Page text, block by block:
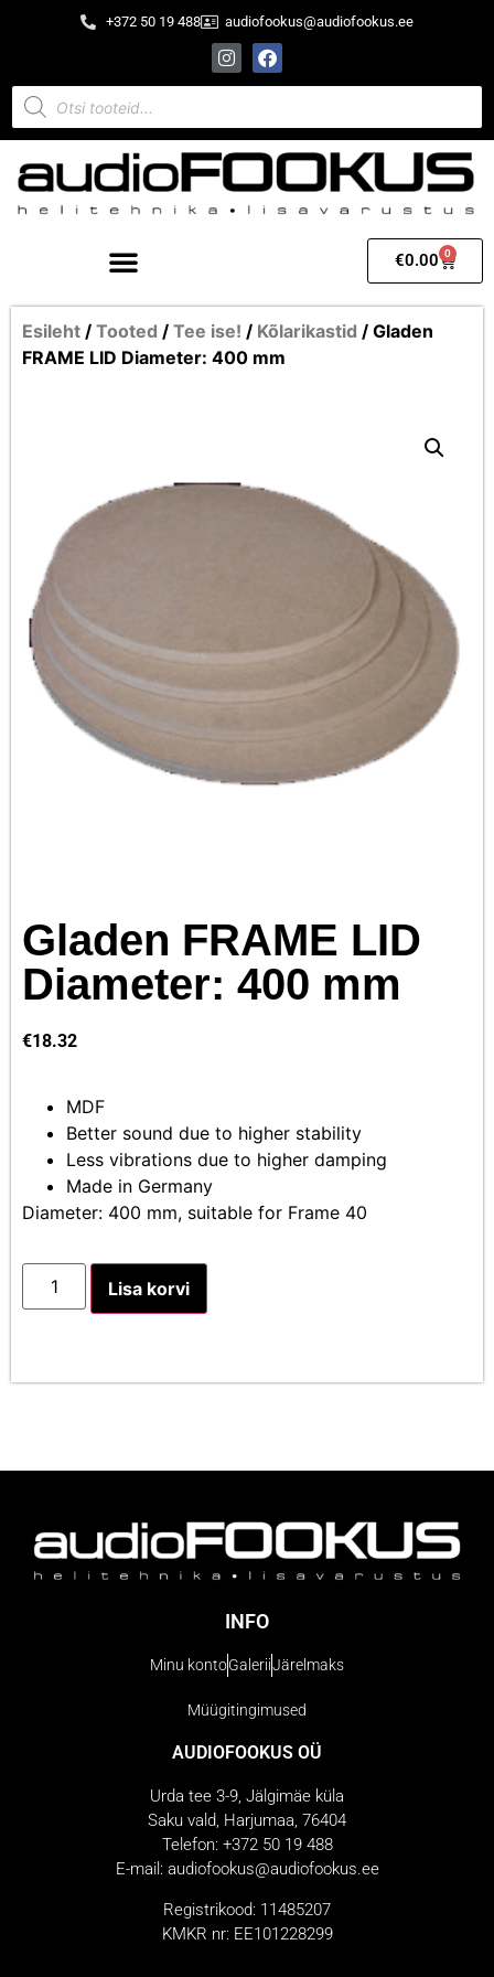
+372 50 19 488 audiofookus@audiofookus.ee
€0.00 0
Esileht / Tooted / Tee ise! / Kõlarikastid / Gladen
FRAME LID Diameter: 400 mm
Gladen FRAME LID
Diameter: 400 mm
€18.32
MDF
Better sound due to higher stability
Less vibrations due to higher damping
Made in Germany
Diameter: 400 mm, suitable for Frame 40
Lisa korvi
INFO
Minu kontoGaleriiJärelmaks
Müügitingimused
AUDIOFOOKUS OÜ
Urda tee 3-9, Jälgimäe küla
Saku vald, Harjumaa, 76404
Telefon: +372 50 19 488
E-mail: audiofookus@audiofookus.ee
Registrikood: 11485207
KMKR nr: EE101228299